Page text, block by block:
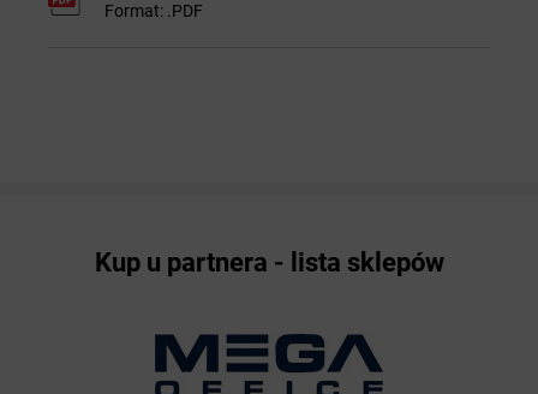
Format: .PDF
Kup u partnera - lista sklepów